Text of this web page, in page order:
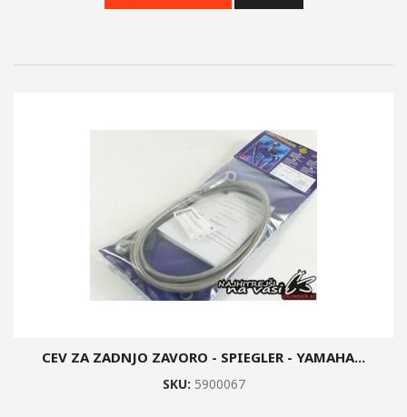
CEV ZA ZADNJO ZAVORO - SPIEGLER - YAMAHA...
SKU: 5900067